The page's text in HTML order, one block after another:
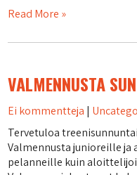
Read More »
VALMENNUSTA
Ei kommentteja |
Tervetuloa
Valmennusta junioreille
pelanneille kuin